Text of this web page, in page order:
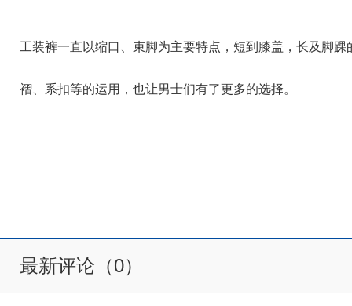
工装裤一直以缩口、束脚为主要特点，短到膝盖，长及脚
褶、系扣等的运用，也让男士们有了更多的选择。
最新评论（0）